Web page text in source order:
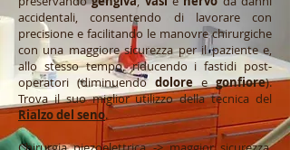
accidentali, consentendo di lavorare con
precisione e facilitando le manovre chirurgiche
con una maggiore sicurezza per il paziente e,
allo stesso tempo, riducendo i fastidi post-
operatori (diminuendo doloreegonfiore).
Trova il suo miglior utilizzo della tecnica del
Rialzo del seno.